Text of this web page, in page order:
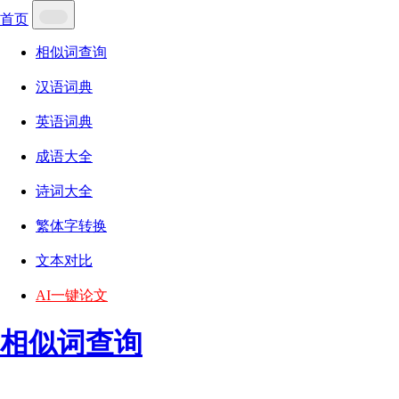
首页
相似词查询
汉语词典
英语词典
成语大全
诗词大全
繁体字转换
文本对比
AI一键论文
相似词查询